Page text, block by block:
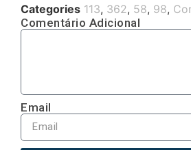
Categories 113, 362, 58, 98,
Comentário Adicional
Email